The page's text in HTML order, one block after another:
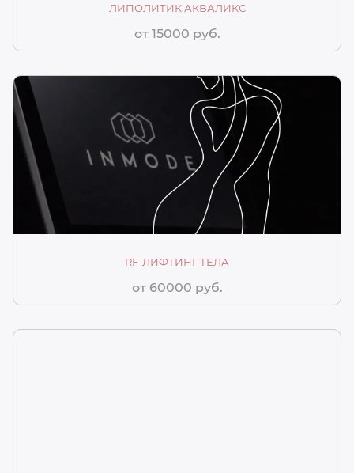
ЛИПОЛИТИК АКВАЛИКС
от 15000 руб.
RF-ЛИФТИНГ ТЕЛА
от 60000 руб.